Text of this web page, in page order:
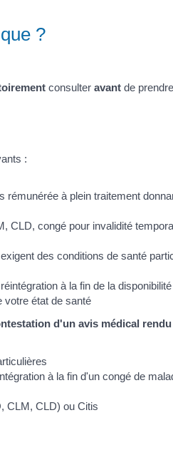
?
consulter avant de
:
à plein traitement
CLD, congé pour invalidité
des conditions de santé
à la fin de la disponibilité
votre état de santé
d'un avis médical
à la fin d'un congé de
CLM, CLD) ou Citis